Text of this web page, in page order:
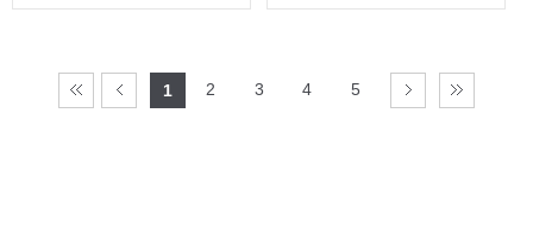
1 2 3 4 5